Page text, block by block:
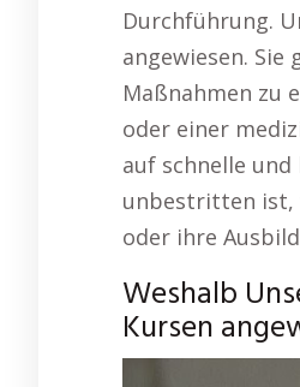
Durchführung.
angewiesen.
Maßnahmen zu
oder einer
auf schnelle
unbestritten ist,
oder ihre
Weshalb
Kursen